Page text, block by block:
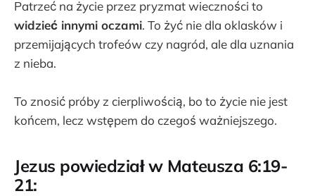
Patrzeć na życie przez pryzmat wieczności to
widzieć innymi oczami. To żyć nie dla oklasków i
przemijających trofeów czy nagród, ale dla uznania
z nieba.
To znosić próby z cierpliwością, bo to życie nie jest
końcem, lecz wstępem do czegoś ważniejszego.
Jezus powiedział w Mateusza 6:19-
21: